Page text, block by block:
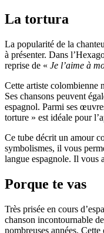
La tortura
La popularité de la
à présenter. Dans
reprise de « Je l’aime à
Cette artiste colombienne
Ses chansons peuvent
espagnol. Parmi ses
torture » est idéale pour
Ce tube décrit un amour
symbolismes, il vous
langue espagnole. Il vous
Porque te vas
Très prisée en cours
chanson incontournable
nombreuses années.